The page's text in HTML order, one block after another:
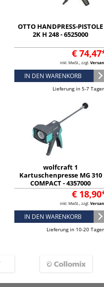
OTTO HANDPRESS-PISTOLE
2K H 248 - 6525000
€
inkl. MwSt., zzgl.
IN DEN WARENKORB
Lieferung in 5-7
wolfcraft 1
Kartuschenpresse MG 310
COMPACT - 4357000
€
inkl. MwSt., zzgl.
IN DEN WARENKORB
Lieferung in 10-20